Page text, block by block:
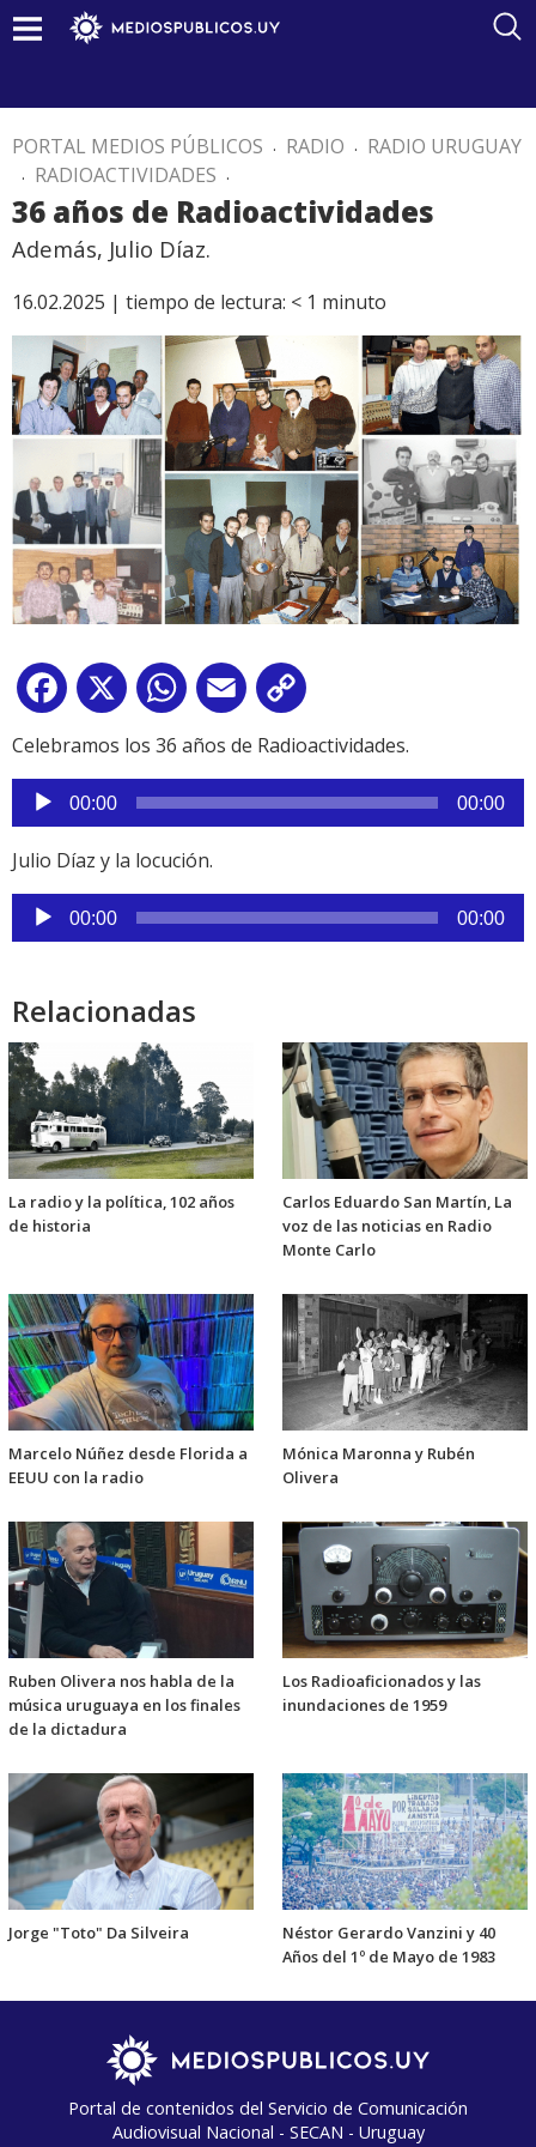
PORTAL MEDIOS PÚBLICOS . RADIO . RADIO URUGUAY
. RADIOACTIVIDADES .
36 años de Radioactividades
Además, Julio Díaz.
16.02.2025 | tiempo de lectura: < 1 minuto
Facebook
X WhatsApp
Email
Link
Celebramos los 36 años de Radioactividades.
Reproductor
de
audio
00:00 00:00
Julio Díaz y la locución.
Reproductor
de
00:00 00:00
Relacionadas
La radio y la política, 102 años
de historia
Carlos Eduardo San Martín, La
voz de las noticias en Radio
Monte Carlo
Marcelo Núñez desde Florida a
EEUU con la radio
Mónica Maronna y Rubén
Olivera
Ruben Olivera nos habla de la
música uruguaya en los finales
de la dictadura
Los Radioaficionados y las
inundaciones de 1959
Jorge "Toto" Da Silveira
Néstor Gerardo Vanzini y 40
Años del 1º de Mayo de 1983
Portal de contenidos del Servicio de Comunicación
Audiovisual Nacional - SECAN - Uruguay